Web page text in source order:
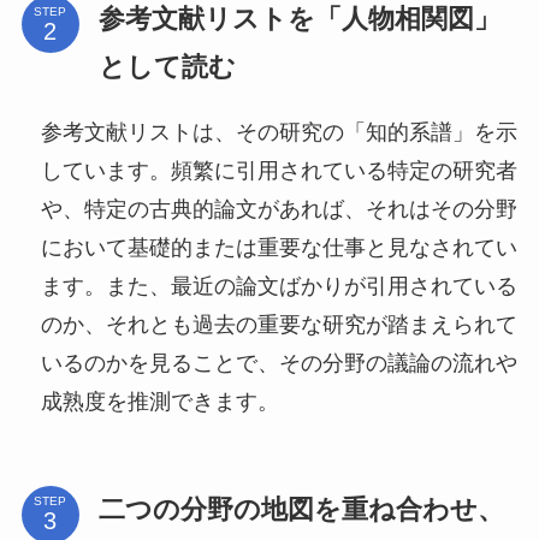
STEP
参考文献リストを「人物相関図」
として読む
参考文献リストは、その研究の「知的系譜」を示
しています。頻繁に引用されている特定の研究者
や、特定の古典的論文があれば、それはその分野
において基礎的または重要な仕事と見なされてい
ます。また、最近の論文ばかりが引用されている
のか、それとも過去の重要な研究が踏まえられて
いるのかを見ることで、その分野の議論の流れや
成熟度を推測できます。
STEP
二つの分野の地図を重ね合わせ、